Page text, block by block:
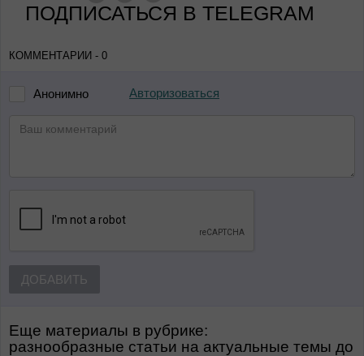
ПОДПИСАТЬСЯ В TELEGRAM
КОММЕНТАРИИ - 0
Анонимно Авторизоваться
ДОБАВИТЬ
Еще материалы в рубрике:
Разнообразные статьи на актуальные темы до